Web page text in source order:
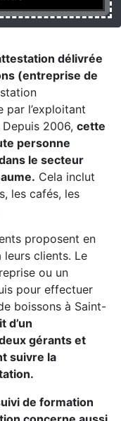
délivrée
(entreprise de
par l’exploitant
2006, cette
personne
le secteur
Cela inclut
les cafés, les
proposent en
leurs clients. Le
ou un
pour effectuer
boissons à Saint-
d’un
gérants et
suivre la
de formation